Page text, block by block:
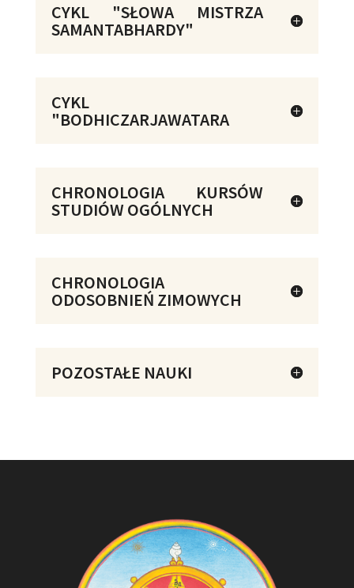
CYKL "SŁOWA MISTRZA
SAMANTABHARDY"
CYKL
"BODHICZARJAWATARA
CHRONOLOGIA KURSÓW
STUDIÓW OGÓLNYCH
CHRONOLOGIA
ODOSOBNIEŃ ZIMOWYCH
POZOSTAŁE NAUKI